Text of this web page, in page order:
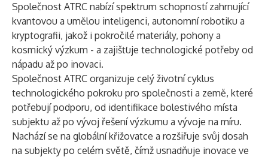
Společnost ATRC nabízí spektrum schopností zahrnující
kvantovou a umělou inteligenci, autonomní robotiku a
kryptografii, jakož i pokročilé materiály, pohony a
kosmický výzkum - a zajišťuje technologické potřeby od
nápadu až po inovaci.
Společnost ATRC organizuje celý životní cyklus
technologického pokroku pro společnosti a země, které
potřebují podporu, od identifikace bolestivého místa
subjektu až po vývoj řešení výzkumu a vývoje na míru.
Nachází se na globální křižovatce a rozšiřuje svůj dosah
na subjekty po celém světě, čímž usnadňuje inovace ve